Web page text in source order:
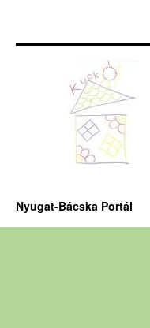
Nyugat-Bácska Portál